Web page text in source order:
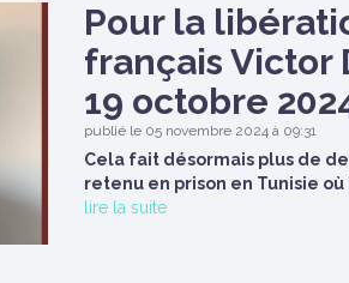
Pour la
français Victor
19 octobre
publié le 05 novembre 2024 à 09:31
Cela fait désormais plus de
retenu en prison en Tunisie
lire la suite